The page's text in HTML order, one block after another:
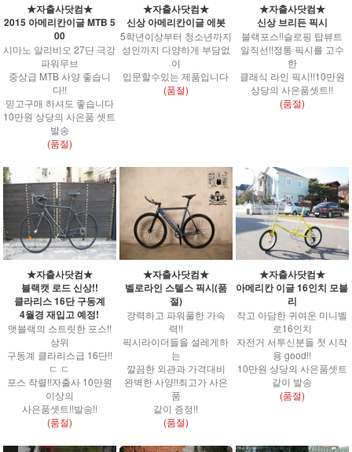
★자출사닷컴★
2015 아메리칸이글 MTB 5
00
시마노 알리비오 27단 극강
파워무브
중상급 MTB 사양 좋습니
다!!
믿고구매 하셔도 좋습니다
10만원 상당의 사은품 셋트
발송
(품절)
★자출사닷컴★
신상 아메리칸이글 에봇
5학년이상부터 청소년까지
성인까지 다양하게 부담없
이
입문할수있는 제품입니다
(품절)
★자출사닷컴★
신상 브리든 픽시
블랙포스!!슬로핑 탑뷰트
일직선!!정통 픽시를 고수
한
클래식 라인 픽시!!10만원
상당의 사은품셋트!!
(품절)
★자출사닷컴★
블랙캣 로드 신상!!
클라리스 16단 구동계
4월경 재입고 예정!
맷블랙의 스트릿한 포스!!
상위
구동계 클라리스급 16단!!
ㄷ ㄷ
포스 작렬!!자출사 10만원
이상의
사은품셋트!!발송!!
(품절)
★자출사닷컴★
벨로라인 스텔스 픽시(품
절)
강력하고 파워풀한 가속
력!!
픽시라이더들을 설레게하
는
깔끔한 외관과 가격대비
완벽한 사양!!최고가 사은
품
같이 증정!!
(품절)
★자출사닷컴★
아메리칸 이글 16인치 모블
리
작고 아담한 귀여운 미니벨
로16인치
자전거 서투신분들 첫 시작
용 good!!
10만원 상당의 사은품셋트
같이 발송
(품절)